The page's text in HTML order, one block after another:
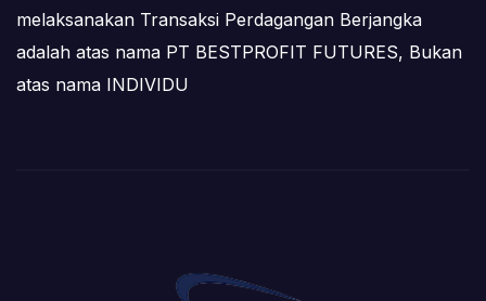
melaksanakan Transaksi Perdagangan Berjangka
adalah atas nama PT BESTPROFIT FUTURES, Bukan
atas nama INDIVIDU